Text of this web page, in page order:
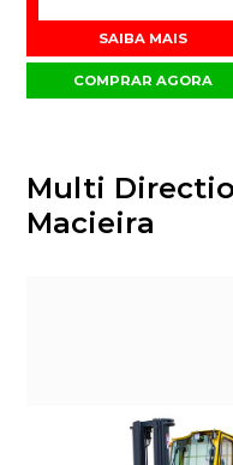
SAIBA MAIS
COMPRAR AGORA
Multi
Macieira